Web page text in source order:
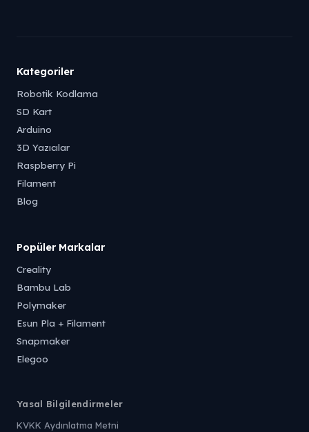
Kategoriler
Robotik Kodlama
SD Kart
Arduino
3D Yazıcılar
Raspberry Pi
Filament
Blog
Popüler Markalar
Creality
Bambu Lab
Polymaker
Esun Pla + Filament
Snapmaker
Elegoo
Yasal Bilgilendirmeler
KVKK Aydınlatma Metni